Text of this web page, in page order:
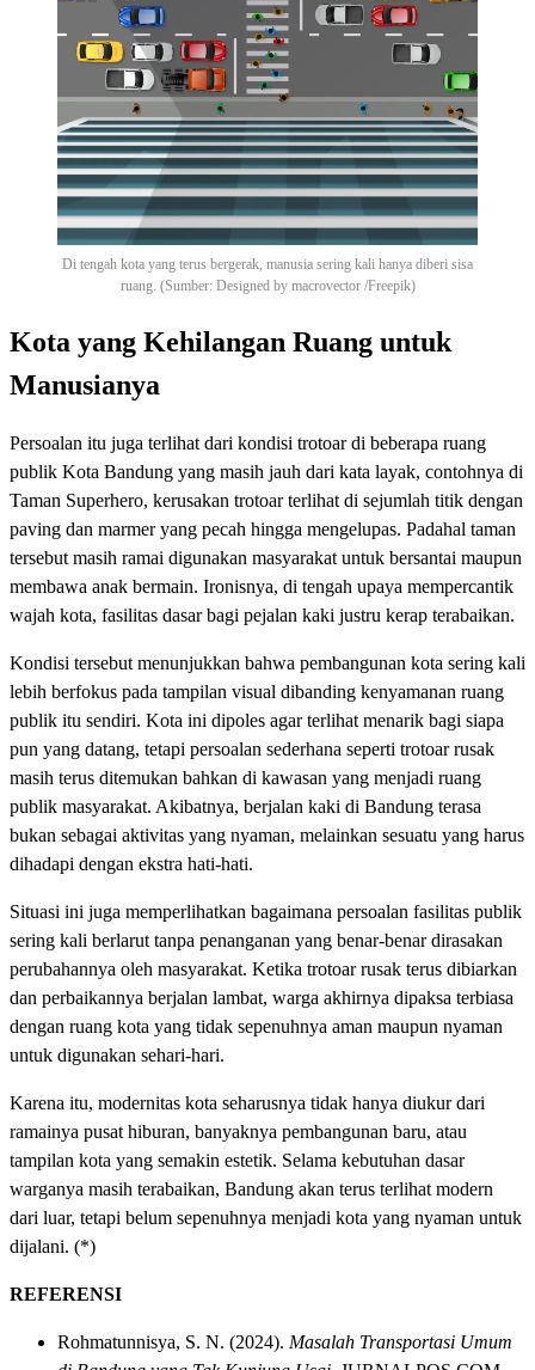
Di tengah kota yang terus bergerak, manusia sering kali hanya diberi sisa
ruang. (Sumber: Designed by macrovector /Freepik)
Kota yang Kehilangan Ruang untuk
Manusianya
Persoalan itu juga terlihat dari kondisi trotoar di beberapa ruang
publik Kota Bandung yang masih jauh dari kata layak, contohnya di
Taman Superhero, kerusakan trotoar terlihat di sejumlah titik dengan
paving dan marmer yang pecah hingga mengelupas. Padahal taman
tersebut masih ramai digunakan masyarakat untuk bersantai maupun
membawa anak bermain. Ironisnya, di tengah upaya mempercantik
wajah kota, fasilitas dasar bagi pejalan kaki justru kerap terabaikan.
Kondisi tersebut menunjukkan bahwa pembangunan kota sering kali
lebih berfokus pada tampilan visual dibanding kenyamanan ruang
publik itu sendiri. Kota ini dipoles agar terlihat menarik bagi siapa
pun yang datang, tetapi persoalan sederhana seperti trotoar rusak
masih terus ditemukan bahkan di kawasan yang menjadi ruang
publik masyarakat. Akibatnya, berjalan kaki di Bandung terasa
bukan sebagai aktivitas yang nyaman, melainkan sesuatu yang harus
dihadapi dengan ekstra hati-hati.
Situasi ini juga memperlihatkan bagaimana persoalan fasilitas publik
sering kali berlarut tanpa penanganan yang benar-benar dirasakan
perubahannya oleh masyarakat. Ketika trotoar rusak terus dibiarkan
dan perbaikannya berjalan lambat, warga akhirnya dipaksa terbiasa
dengan ruang kota yang tidak sepenuhnya aman maupun nyaman
untuk digunakan sehari-hari.
Karena itu, modernitas kota seharusnya tidak hanya diukur dari
ramainya pusat hiburan, banyaknya pembangunan baru, atau
tampilan kota yang semakin estetik. Selama kebutuhan dasar
warganya masih terabaikan, Bandung akan terus terlihat modern
dari luar, tetapi belum sepenuhnya menjadi kota yang nyaman untuk
dijalani. (*)
REFERENSI
Rohmatunnisya, S. N. (2024). Masalah Transportasi Umum